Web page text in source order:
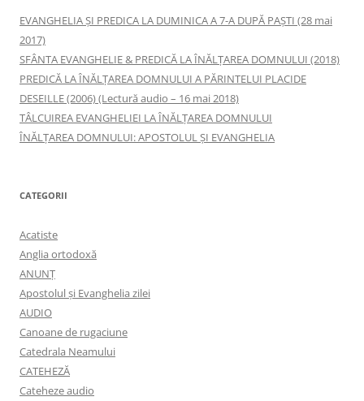
EVANGHELIA ȘI PREDICA LA DUMINICA A 7-A DUPĂ PAȘTI (28 mai
2017)
SFÂNTA EVANGHELIE & PREDICĂ LA ÎNĂLŢAREA DOMNULUI (2018)
PREDICĂ LA ÎNĂLŢAREA DOMNULUI A PĂRINTELUI PLACIDE
DESEILLE (2006) (Lectură audio – 16 mai 2018)
TÂLCUIREA EVANGHELIEI LA ÎNĂLŢAREA DOMNULUI
ÎNĂLŢAREA DOMNULUI: APOSTOLUL ȘI EVANGHELIA
CATEGORII
Acatiste
Anglia ortodoxă
ANUNŢ
Apostolul şi Evanghelia zilei
AUDIO
Canoane de rugaciune
Catedrala Neamului
CATEHEZĂ
Cateheze audio